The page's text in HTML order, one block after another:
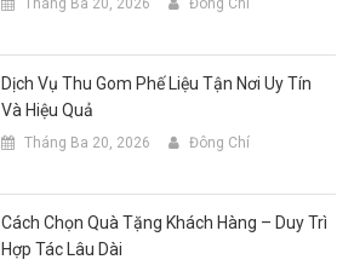
Dịch Vụ Thu Gom Phế Liệu Tận Nơi Uy Tín
Và Hiệu Quả
Tháng Ba 20, 2026 Đông Chí
Cách Chọn Quà Tặng Khách Hàng – Duy Trì
Hợp Tác Lâu Dài